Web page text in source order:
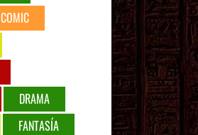
COMIC
DRAMA
FANTASÍA